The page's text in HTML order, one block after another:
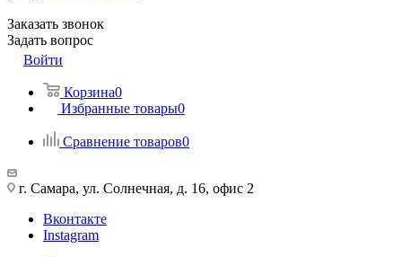
Заказать звонок
Задать вопрос
Войти
Корзина0
Избранные товары0
Сравнение товаров0
г. Самара, ул. Солнечная, д. 16, офис 2
Вконтакте
Instagram